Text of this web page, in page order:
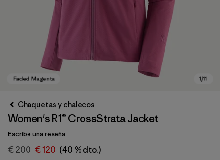
Chaquetas y chalecos
Women's R1® CrossStrata Jacket
Escribe una reseña
€ 200 € 120 (40 % dto.)